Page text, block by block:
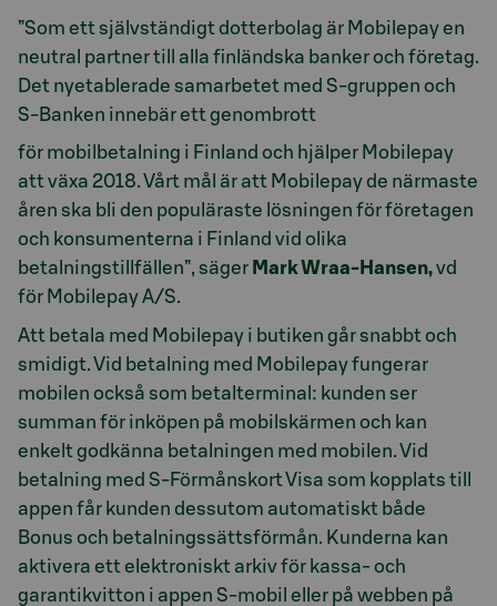
”Som ett självständigt dotterbolag är Mobilepay en
neutral partner till alla finländska banker och företag.
Det nyetablerade samarbetet med S-gruppen och
S-Banken innebär ett genombrott
för mobilbetalning i Finland och hjälper Mobilepay
att växa 2018. Vårt mål är att Mobilepay de närmaste
åren ska bli den populäraste lösningen för företagen
och konsumenterna i Finland vid olika
betalningstillfällen”, säger Mark Wraa-Hansen,vd
för Mobilepay A/S.
Att betala med Mobilepay i butiken går snabbt och
smidigt. Vid betalning med Mobilepay fungerar
mobilen också som betalterminal: kunden ser
summan för inköpen på mobilskärmen och kan
enkelt godkänna betalningen med mobilen. Vid
betalning med S-Förmånskort Visa som kopplats till
appen får kunden dessutom automatiskt både
Bonus och betalningssättsförmån. Kunderna kan
aktivera ett elektroniskt arkiv för kassa- och
garantikvitton i appen S-mobil eller på webben på